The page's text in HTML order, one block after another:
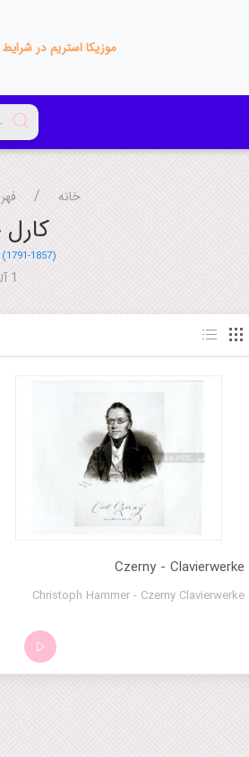
موزیکا استریم در
خانه
1857)
1 آلبوم
Czerny - Clavierwerke
Christoph Hammer - Czerny Clavierwerke